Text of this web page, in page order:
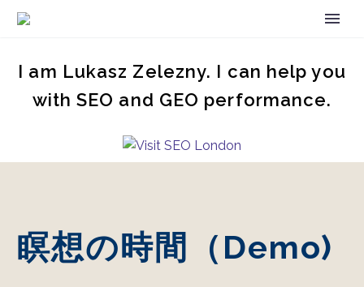
I am Lukasz Zelezny. I can help you
with SEO and GEO performance.
瞑想の時間（Demo)